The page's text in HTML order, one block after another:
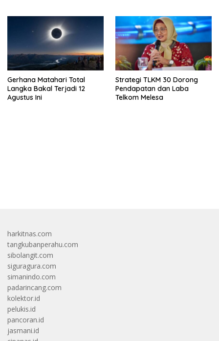
Gerhana Matahari Total
Langka Bakal Terjadi 12
Agustus Ini
Strategi TLKM 30 Dorong
Pendapatan dan Laba
Telkom Melesa
harkitnas.com
tangkubanperahu.com
sibolangit.com
siguragura.com
simanindo.com
padarincang.com
kolektor.id
pelukis.id
pancoran.id
jasmani.id